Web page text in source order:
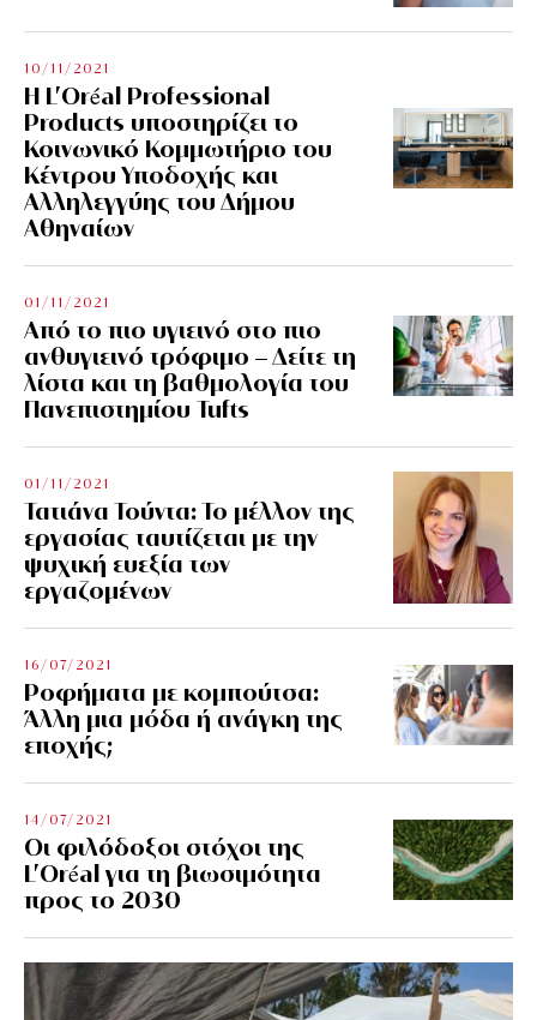
10/11/2021
Η L’Οréal Professional
Products υποστηρίζει το
Κοινωνικό Κομμωτήριο του
Κέντρου Υποδοχής και
Αλληλεγγύης του Δήμου
Αθηναίων
01/11/2021
Από το πιο υγιεινό στο πιο
ανθυγιεινό τρόφιμο – Δείτε τη
λίστα και τη βαθμολογία του
Πανεπιστημίου Tufts
01/11/2021
Τατιάνα Τούντα: Το μέλλον της
εργασίας ταυτίζεται με την
ψυχική ευεξία των
εργαζομένων
16/07/2021
Ροφήματα με κομπούτσα:
Άλλη μια μόδα ή ανάγκη της
εποχής;
14/07/2021
Οι φιλόδοξοι στόχοι της
L’Oréal για τη βιωσιμότητα
προς το 2030